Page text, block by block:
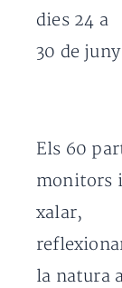
dies 24 a
30 de
Els 60
monitors
xalar,
la natura